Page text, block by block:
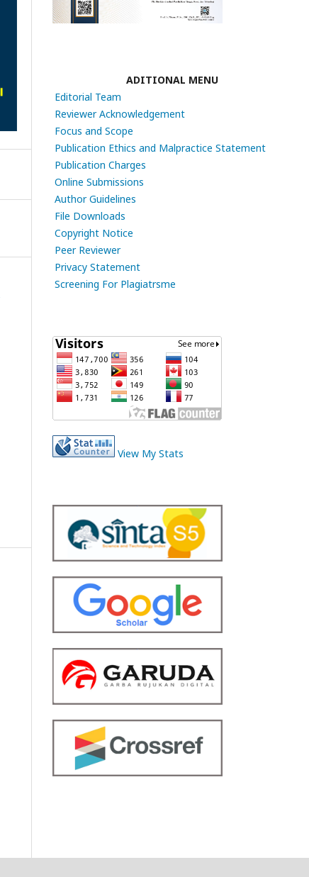
ADITIONAL MENU
Editorial Team
Reviewer Acknowledgement
Focus and Scope
Publication Ethics and Malpractice Statement
Publication Charges
Online Submissions
Author Guidelines
File Downloads
Copyright Notice
Peer Reviewer
Privacy Statement
Screening For Plagiatrsme
View My Stats